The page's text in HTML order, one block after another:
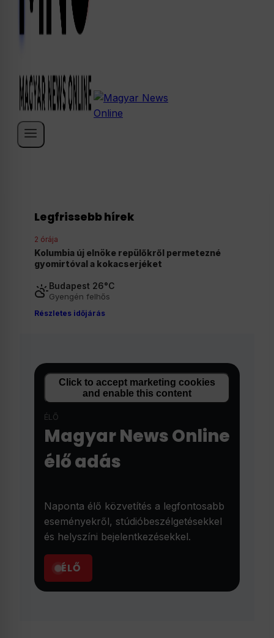
Legfrissebb hírek
2 órája
Agyonvert egy osztrák férfit egy 18 éves
magyar fiú Ausztriában
Budapest 26°C
Gyengén felhős
Részletes időjárás
Click to accept marketing cookies
and enable this content
ÉLŐ
Magyar News Online
élő adás
Naponta élő közvetítés a legfontosabb
eseményekről, stúdióbeszélgetésekkel
és helyszíni bejelentkezésekkel.
ÉLŐ